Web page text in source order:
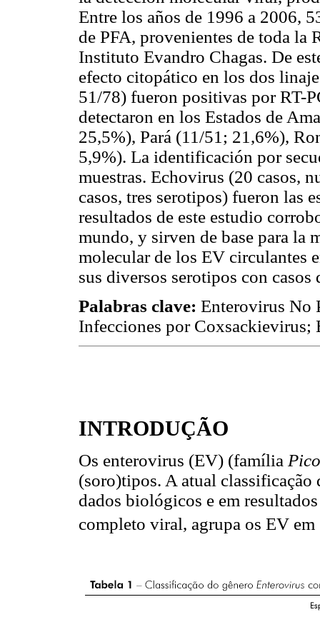
Entre los años de 1996 a 2006,
de PFA, provenientes de toda la
Instituto Evandro Chagas. De
efecto citopático en los dos
51/78) fueron positivas por RT-
detectaron en los Estados de
25,5%), Pará (11/51; 21,6%),
5,9%). La identificación por
muestras. Echovirus (20 casos,
casos, tres serotipos) fueron las
resultados de este estudio
mundo, y sirven de base para la
molecular de los EV circulantes
sus diversos serotipos con
Palabras clave: Enterovirus No
Infecciones por Coxsackievirus;
INTRODUÇÃO
Os enterovirus (EV) (família
(soro)tipos. A atual classificação
dados biológicos e em
completo viral, agrupa os EV em